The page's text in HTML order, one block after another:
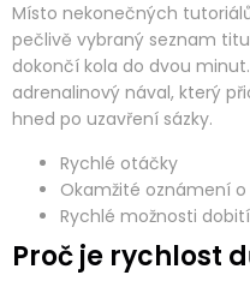
Místo nekonečných
pečlivě vybraný seznam
dokončí kola do dvou
adrenalinový nával, který
hned po uzavření sázky.
Rychlé otáčky
Okamžité oznámení
Rychlé možnosti
Proč je rychlost